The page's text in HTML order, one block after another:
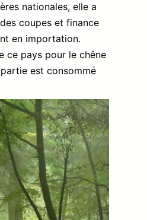
nationales, elle a
coupes et finance
en importation.
ce pays pour le chêne
est consommé